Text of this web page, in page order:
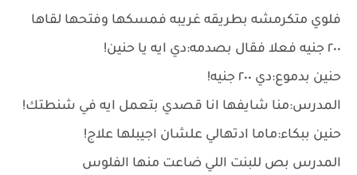
فلوي متكرمشه بطريقه غريبه فمسكها وفتحها لقاها
٢٠٠ جنيه فعلا فقال بصدمه:دي ايه يا حنين!
حنين بدموع:دي ٢٠٠ جنيه!
المدرس:منا شايفها انا قصدي بتعمل ايه في شنطتك!
حنين ببكاء:ماما ادتهالي علشان اجيبلها علاج!
المدرس بص للبنت اللي ضاعت منها الفلوس